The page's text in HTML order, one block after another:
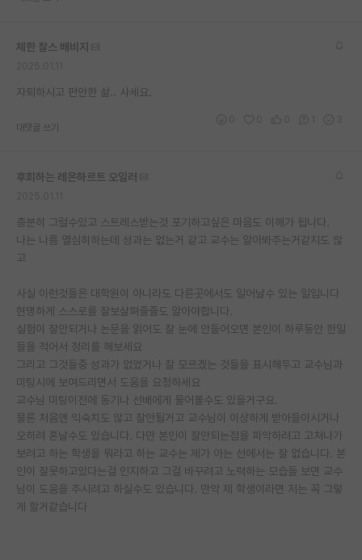
체한 찰스 배비지
자퇴하시고 편안한 삶.. 사세요.
대댓글 쓰기
후회하는 레온하르트 오일러
충분히 그럴수있고 스트레스받는것 포기하고싶은 마음도 이해가 됩니다.
나는 나름 열심히하는데 성과는 없는거 같고 교수는 알아봐주는거같지도 않
고
사실 이런것들은 대학원이 아니라도 다른곳에서도 일어날수 있는 일입니다
현명하게 스스로를 잘보살펴줄줄도 알아야합니다.
실험이 잘안되거나 논문을 읽어도 잘 눈에 안들어오면 본인이 하루동안 한일
들을 적어서 정리를 해보세요
그리고 그것들중 성과가 없었거나 잘 모르겠는 것들을 표시해두고 교수님과
미팅시에 보여드리면서 도움을 요청하세요
교수님 미팅이전에 동기나 선배에게 물어볼수도 있을거구요.
물론 처음엔 익숙치도 않고 잘안될거고 교수님이 이상하게 받아들이시거나
오히려 혼날수도 있습니다. 다만 본인이 잘안되는점을 파악하려고 고쳐나가
보려고 하는 학생을 뭐라고 하는 교수는 제가 아는 선에서는 잘 없습니다. 본
인이 잘못하고있다는걸 인지하고 그걸 바꾸려고 노력하는 모습들 보면 교수
님이 도움을 주시려고 하실수도 있습니다. 만약 제 학생이라면 저는 꼭 그렇
게 할거같습니다